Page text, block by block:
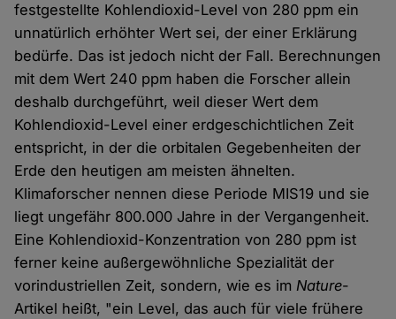
festgestellte Kohlendioxid-Level von 280 ppm ein
unnatürlich erhöhter Wert sei, der einer Erklärung
bedürfe. Das ist jedoch nicht der Fall. Berechnungen
mit dem Wert 240 ppm haben die Forscher allein
deshalb durchgeführt, weil dieser Wert dem
Kohlendioxid-Level einer erdgeschichtlichen Zeit
entspricht, in der die orbitalen Gegebenheiten der
Erde den heutigen am meisten ähnelten.
Klimaforscher nennen diese Periode MIS19 und sie
liegt ungefähr 800.000 Jahre in der Vergangenheit.
Eine Kohlendioxid-Konzentration von 280 ppm ist
ferner keine außergewöhnliche Spezialität der
vorindustriellen Zeit, sondern, wie es im Nature-
Artikel heißt, "ein Level, das auch für viele frühere